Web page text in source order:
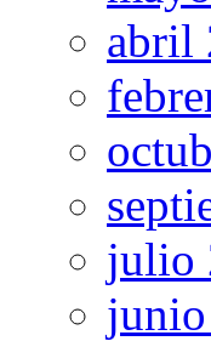
abril
julio